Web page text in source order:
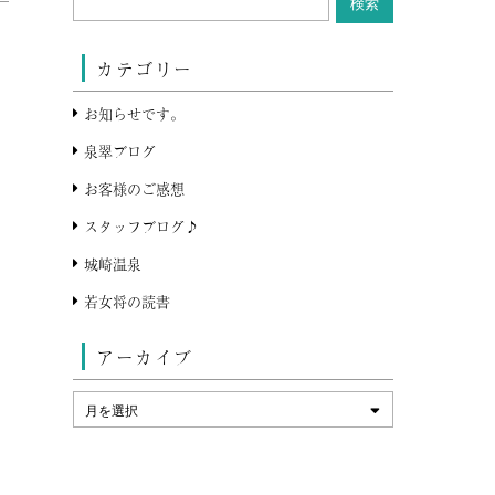
カテゴリー
お知らせです。
泉翠ブログ
お客様のご感想
スタッフブログ♪
城崎温泉
若女将の読書
アーカイブ